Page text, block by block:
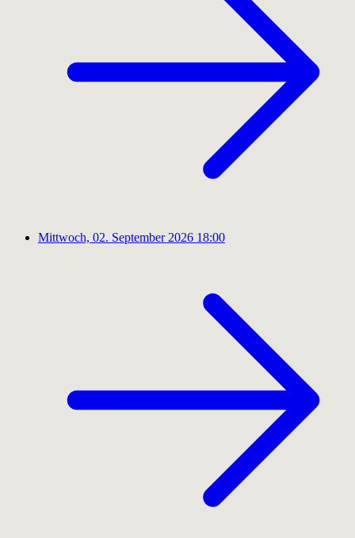
Mittwoch, 02. September 2026 18:00